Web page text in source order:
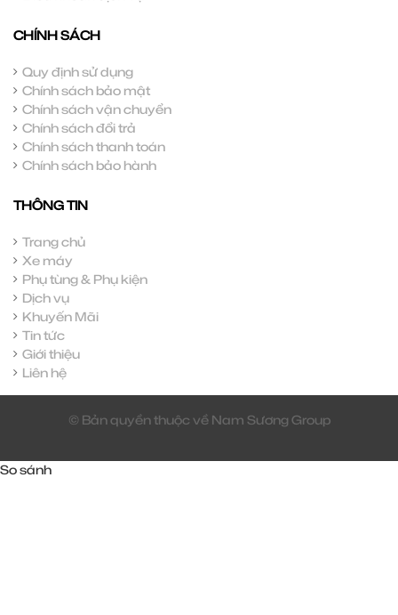
CHÍNH SÁCH
Quy định sử dụng
Chính sách bảo mật
Chính sách vận chuyển
Chính sách đổi trả
Chính sách thanh toán
Chính sách bảo hành
THÔNG TIN
Trang chủ
Xe máy
Phụ tùng & Phụ kiện
Dịch vụ
Khuyến Mãi
Tin tức
Giới thiệu
Liên hệ
© Bản quyền thuộc về Nam Sương Group
So sánh